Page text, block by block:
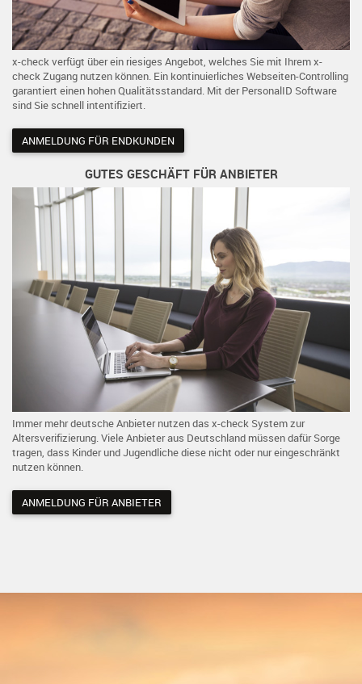
x-check verfügt über ein riesiges Angebot, welches Sie mit Ihrem x-
check Zugang nutzen können. Ein kontinuierliches Webseiten-Controlling
garantiert einen hohen Qualitätsstandard. Mit der PersonalID Software
sind Sie schnell intentifiziert.
ANMELDUNG FÜR ENDKUNDEN
GUTES GESCHÄFT FÜR ANBIETER
Immer mehr deutsche Anbieter nutzen das x-check System zur
Altersverifizierung. Viele Anbieter aus Deutschland müssen dafür Sorge
tragen, dass Kinder und Jugendliche diese nicht oder nur eingeschränkt
nutzen können.
ANMELDUNG FÜR ANBIETER